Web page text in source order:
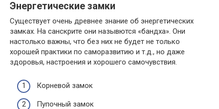
Энергетические замки
Существует очень древнее знание об энергетических
замках. На санскрите они назывются «бандха». Они
настолько важны, что без них не будет не только
хорошей практики по саморазвитию и т.д., но даже
здоровья, настроения и хорошего самочувствия.
Корневой замок
Пупочный замок